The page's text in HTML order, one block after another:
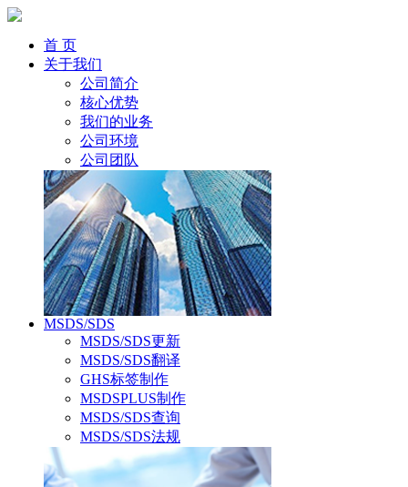
首 页
关于我们
公司简介
核心优势
我们的业务
公司环境
公司团队
MSDS/SDS
MSDS/SDS更新
MSDS/SDS翻译
GHS标签制作
MSDSPLUS制作
MSDS/SDS查询
MSDS/SDS法规